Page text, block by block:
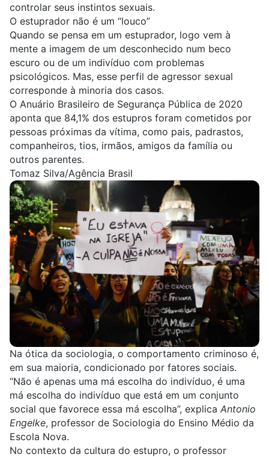
controlar seus instintos sexuais.
O estuprador não é um “louco”
Quando se pensa em um estuprador, logo vem à
mente a imagem de um desconhecido num beco
escuro ou de um indivíduo com problemas
psicológicos. Mas, esse perfil de agressor sexual
corresponde à minoria dos casos.
O Anuário Brasileiro de Segurança Pública de 2020
aponta que 84,1% dos estupros foram cometidos por
pessoas próximas da vítima, como pais, padrastos,
companheiros, tios, irmãos, amigos da família ou
outros parentes.
Tomaz Silva/Agência Brasil
Na ótica da sociologia, o comportamento criminoso é,
em sua maioria, condicionado por fatores sociais.
“Não é apenas uma má escolha do indivíduo, é uma
má escolha do indivíduo que está em um conjunto
social que favorece essa má escolha”, explica Antonio
Engelke, professor de Sociologia do Ensino Médio da
Escola Nova.
No contexto da cultura do estupro, o professor